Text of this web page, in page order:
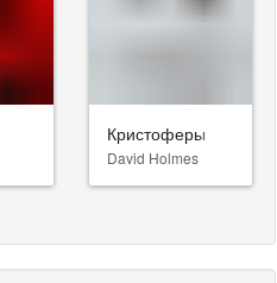
Кристоферы
David Holmes